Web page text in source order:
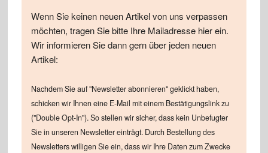
Wenn Sie keinen neuen Artikel von uns verpassen
möchten, tragen Sie bitte Ihre Mailadresse hier ein.
Wir informieren Sie dann gern über jeden neuen
Artikel:
Nachdem Sie auf "Newsletter abonnieren" geklickt haben,
schicken wir Ihnen eine E-Mail mit einem Bestätigungslink zu
("Double Opt-In"). So stellen wir sicher, dass kein Unbefugter
Sie in unseren Newsletter einträgt. Durch Bestellung des
Newsletters willigen Sie ein, dass wir Ihre Daten zum Zwecke